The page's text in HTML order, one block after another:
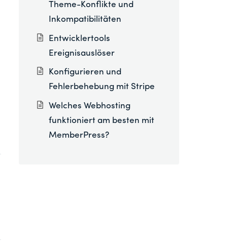
Theme-Konflikte und
Inkompatibilitäten
Entwicklertools
Ereignisauslöser
Konfigurieren und
Fehlerbehebung mit Stripe
Welches Webhosting
funktioniert am besten mit
MemberPress?